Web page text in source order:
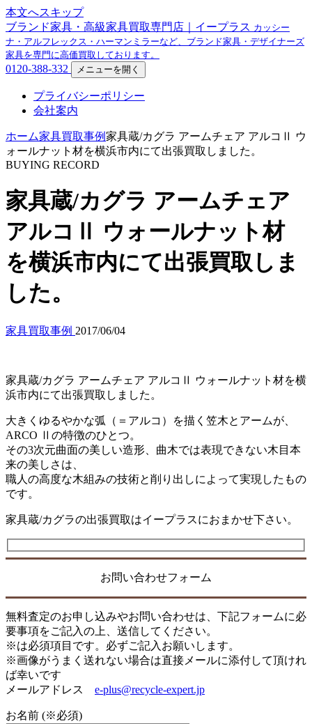
本文へスキップ
ブランド家具・高級家具買取専門店｜イープラス カッシー
ナ・アルフレックス・ハーマンミラーなど、ブランド家具・デザイナーズ
家具を専門に高価買取しております。
0120-388-332 メニューを開く
プライバシーポリシー
会社案内
ホーム家具買取事例家具蔵/カグラ アームチェア アルコⅡ ウ
ォールナット材を横浜市内にて出張買取しました。
BUYING RECORD
家具蔵/カグラ アームチェア
アルコⅡ ウォールナット材
を横浜市内にて出張買取しま
した。
家具買取事例 2017/06/04
家具蔵/カグラ アームチェア アルコⅡ ウォールナット材を横
浜市内にて出張買取しました。
大きくゆるやかな弧（＝アルコ）を描く笠木とアームが、
ARCO Ⅱの特徴のひとつ。
その3次元曲面の美しい造形、曲木では表現できない木目本
来の美しさは、
職人の高度な木組みの技術と削り出しによって実現したもの
です。
家具蔵/カグラの出張買取はイープラスにおまかせ下さい。
お問い合わせフォーム
無料査定のお申し込みやお問い合わせは、下記フォームに必
要事項をご記入の上、送信してください。
※は必須項目です。必ずご記入お願いします。
※画像がうまく送れない場合は直接メールに添付して頂けれ
ば幸いです
メールアドレス e-plus@recycle-expert.jp
お名前 (※必須)